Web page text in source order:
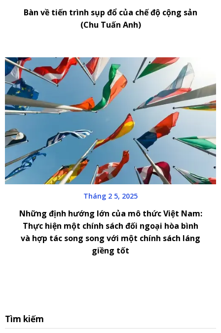
Bàn về tiến trình sụp đổ của chế độ cộng sản
(Chu Tuấn Anh)
Tháng 2 5, 2025
Những định hướng lớn của mô thức Việt Nam:
Thực hiện một chính sách đối ngoại hòa bình
và hợp tác song song với một chính sách láng
giềng tốt
Tìm kiếm